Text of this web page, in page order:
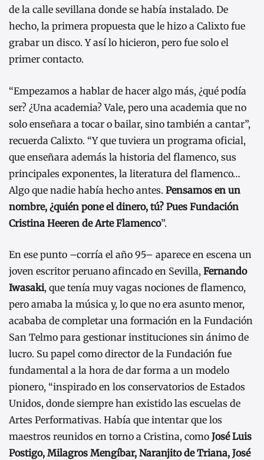
de la calle sevillana donde se había instalado. De
hecho, la primera propuesta que le hizo a Calixto fue
grabar un disco. Y así lo hicieron, pero fue solo el
primer contacto.
“Empezamos a hablar de hacer algo más, ¿qué podía
ser? ¿Una academia? Vale, pero una academia que no
solo enseñara a tocar o bailar, sino también a cantar”,
recuerda Calixto. “Y que tuviera un programa oficial,
que enseñara además la historia del flamenco, sus
principales exponentes, la literatura del flamenco…
Algo que nadie había hecho antes. Pensamos en un
nombre, ¿quién pone el dinero, tú? Pues Fundación
Cristina Heeren de Arte Flamenco”.
En ese punto –corría el año 95– aparece en escena un
joven escritor peruano afincado en Sevilla, Fernando
Iwasaki, que tenía muy vagas nociones de flamenco,
pero amaba la música y, lo que no era asunto menor,
acababa de completar una formación en la Fundación
San Telmo para gestionar instituciones sin ánimo de
lucro. Su papel como director de la Fundación fue
fundamental a la hora de dar forma a un modelo
pionero, “inspirado en los conservatorios de Estados
Unidos, donde siempre han existido las escuelas de
Artes Performativas. Había que intentar que los
maestros reunidos en torno a Cristina, como José Luis
Postigo, Milagros Mengíbar, Naranjito de Triana, José